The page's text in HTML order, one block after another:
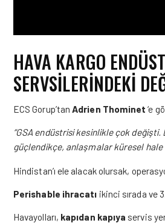
HAVA KARGO
SERVSILERINDEKI
ECS Gorup’tanAdrien Thominet ‘e
“GSA endüstrisi kesinlikle çok
güçlendikçe, anlaşmalar küresel hale
Hindistan’ı ele alacak olursak,
Perishable ihracatı ikinci sırada ve
Havayolları, kapıdan kapıya servis